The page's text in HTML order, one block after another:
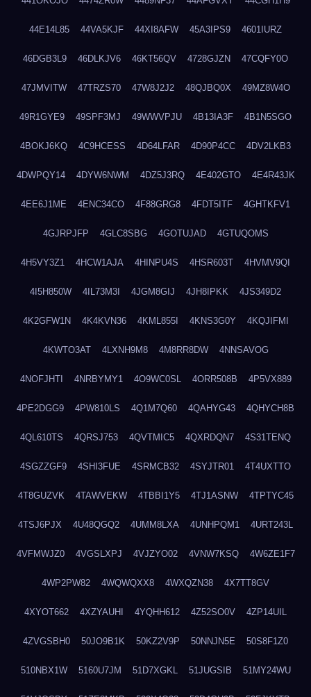
44E14L85 44VA5KJF 44XI8AFW 45A3IPS9 4601IURZ
46DGB3L9 46DLKJV6 46KT56QV 4728GJZN 47CQFY0O
47JMVITW 47TRZS70 47W8J2J2 48QJBQ0X 49MZ8W4O
49R1GYE9 49SPF3MJ 49WWVPJU 4B13IA3F 4B1N5SGO
4BOKJ6KQ 4C9HCESS 4D64LFAR 4D90P4CC 4DV2LKB3
4DWPQY14 4DYW6NWM 4DZ5J3RQ 4E402GTO 4E4R43JK
4EE6J1ME 4ENC34CO 4F88GRG8 4FDT5ITF 4GHTKFV1
4GJRPJFP 4GLC8SBG 4GOTUJAD 4GTUQOMS
4H5VY3Z1 4HCW1AJA 4HINPU4S 4HSR603T 4HVMV9QI
4I5H850W 4IL73M3I 4JGM8GIJ 4JH8IPKK 4JS349D2
4K2GFW1N 4K4KVN36 4KML855I 4KNS3G0Y 4KQJIFMI
4KWTO3AT 4LXNH9M8 4M8RR8DW 4NNSAVOG
4NOFJHTI 4NRBYMY1 4O9WC0SL 4ORR508B 4P5VX889
4PE2DGG9 4PW810LS 4Q1M7Q60 4QAHYG43 4QHYCH8B
4QL610TS 4QRSJ753 4QVTMIC5 4QXRDQN7 4S31TENQ
4SGZZGF9 4SHI3FUE 4SRMCB32 4SYJTR01 4T4UXTTO
4T8GUZVK 4TAWVEKW 4TBBI1Y5 4TJ1ASNW 4TPTYC45
4TSJ6PJX 4U48QGQ2 4UMM8LXA 4UNHPQM1 4URT243L
4VFMWJZ0 4VGSLXPJ 4VJZYO02 4VNW7KSQ 4W6ZE1F7
4WP2PW82 4WQWQXX8 4WXQZN38 4X7TT8GV
4XYOT662 4XZYAUHI 4YQHH612 4Z52SO0V 4ZP14UIL
4ZVGSBH0 50JO9B1K 50KZ2V9P 50NNJN5E 50S8F1Z0
510NBX1W 5160U7JM 51D7XGKL 51JUGSIB 51MY24WU